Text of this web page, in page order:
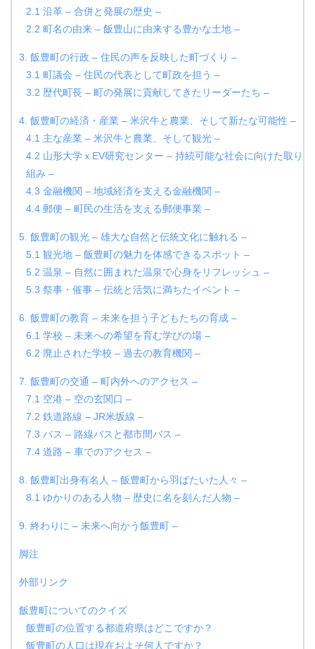
2.1 沿革 – 合併と発展の歴史 –
2.2 町名の由来 – 飯豊山に由来する豊かな土地 –
3. 飯豊町の行政 – 住民の声を反映した町づくり –
3.1 町議会 – 住民の代表として町政を担う –
3.2 歴代町長 – 町の発展に貢献してきたリーダーたち –
4. 飯豊町の経済・産業 – 米沢牛と農業、そして新たな可能性 –
4.1 主な産業 – 米沢牛と農業、そして観光 –
4.2 山形大学ｘEV研究センター – 持続可能な社会に向けた取り
組み –
4.3 金融機関 – 地域経済を支える金融機関 –
4.4 郵便 – 町民の生活を支える郵便事業 –
5. 飯豊町の観光 – 雄大な自然と伝統文化に触れる –
5.1 観光地 – 飯豊町の魅力を体感できるスポット –
5.2 温泉 – 自然に囲まれた温泉で心身をリフレッシュ –
5.3 祭事・催事 – 伝統と活気に満ちたイベント –
6. 飯豊町の教育 – 未来を担う子どもたちの育成 –
6.1 学校 – 未来への希望を育む学びの場 –
6.2 廃止された学校 – 過去の教育機関 –
7. 飯豊町の交通 – 町内外へのアクセス –
7.1 空港 – 空の玄関口 –
7.2 鉄道路線 – JR米坂線 –
7.3 バス – 路線バスと都市間バス –
7.4 道路 – 車でのアクセス –
8. 飯豊町出身有名人 – 飯豊町から羽ばたいた人々 –
8.1 ゆかりのある人物 – 歴史に名を刻んだ人物 –
9. 終わりに – 未来へ向かう飯豊町 –
脚注
外部リンク
飯豊町についてのクイズ
飯豊町の位置する都道府県はどこですか？
飯豊町の人口は現在およそ何人ですか？